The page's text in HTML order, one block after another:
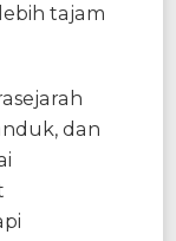
tajam
dan